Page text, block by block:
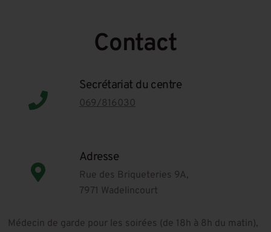
Contact
Secrétariat du centre
069/816030
Adresse
Rue des Briqueteries 9A,
7971 Wadelincourt
Médecin de garde pour les soirées (de 18h à 8h du matin),